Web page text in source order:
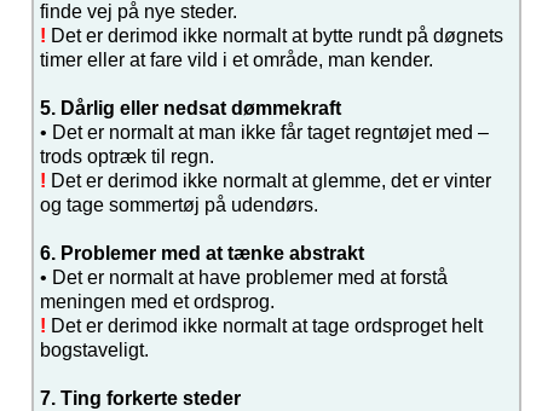
finde vej på nye steder.
! Det er derimod ikke normalt at bytte rundt på døgnets
timer eller at fare vild i et område, man kender.
5. Dårlig eller nedsat dømmekraft
• Det er normalt at man ikke får taget regntøjet med –
trods optræk til regn.
! Det er derimod ikke normalt at glemme, det er vinter
og tage sommertøj på udendørs.
6. Problemer med at tænke abstrakt
• Det er normalt at have problemer med at forstå
meningen med et ordsprog.
! Det er derimod ikke normalt at tage ordsproget helt
bogstaveligt.
7. Ting forkerte steder